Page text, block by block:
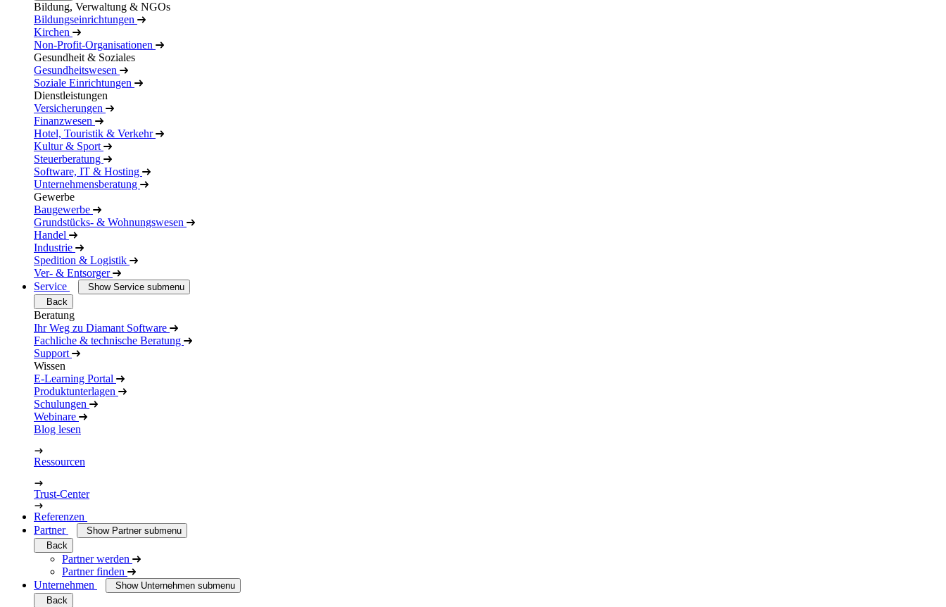
Bildung, Verwaltung & NGOs
Bildungseinrichtungen
Kirchen
Non-Profit-Organisationen
Gesundheit & Soziales
Gesundheitswesen
Soziale Einrichtungen
Dienstleistungen
Versicherungen
Finanzwesen
Hotel, Touristik & Verkehr
Kultur & Sport
Steuerberatung
Software, IT & Hosting
Unternehmensberatung
Gewerbe
Baugewerbe
Grundstücks- & Wohnungswesen
Handel
Industrie
Spedition & Logistik
Ver- & Entsorger
Service
Show Service submenu
Back
Beratung
Ihr Weg zu Diamant Software
Fachliche & technische Beratung
Support
Wissen
E-Learning Portal
Produktunterlagen
Schulungen
Webinare
Blog lesen
Ressourcen
Trust-Center
Referenzen
Partner
Show Partner submenu
Back
Partner werden
Partner finden
Unternehmen
Show Unternehmen submenu
Back